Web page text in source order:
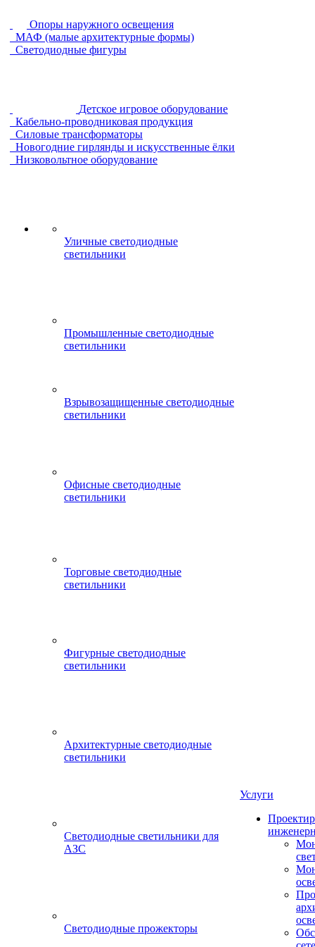
Опоры наружного освещения
МАФ (малые архитектурные формы)
Светодиодные фигуры
Детское игровое оборудование
Кабельно-проводниковая продукция
Силовые трансформаторы
Новогодние гирлянды и искусственные ёлки
Низковольтное оборудование
Уличные светодиодные
светильники
Промышленные светодиодные
светильники
Взрывозащищенные светодиодные
светильники
Офисные светодиодные
светильники
Торговые светодиодные
светильники
Фигурные светодиодные
светильники
Архитектурные светодиодные
светильники
Светодиодные светильники для
АЗС
Светодиодные прожекторы
Услуги